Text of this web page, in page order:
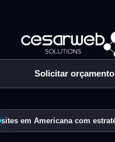
Solicitar orçamento
sites em Americana com